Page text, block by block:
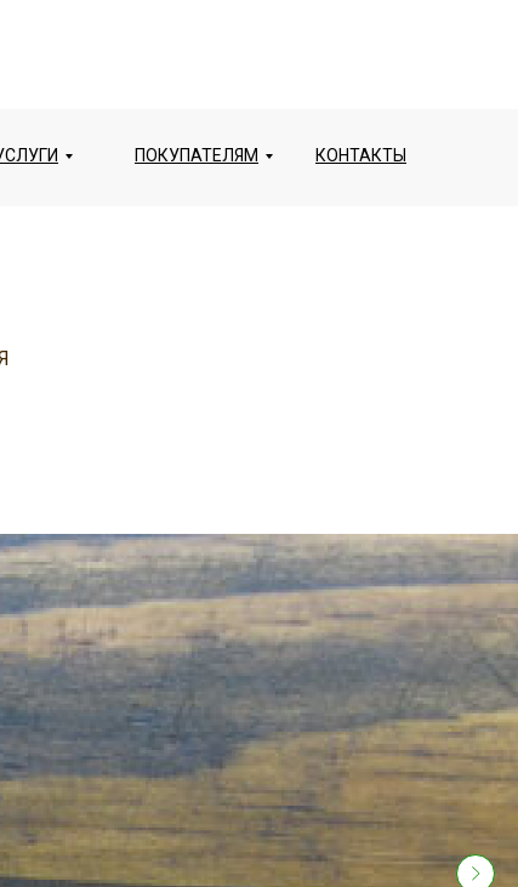
КОНТАКТЫ
ПОКУПАТЕЛЯМ